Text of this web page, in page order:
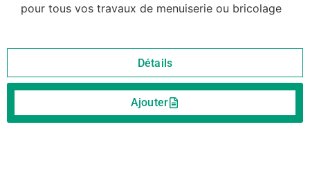
pour tous vos travaux de menuiserie ou bricolage
Détails
Ajouter